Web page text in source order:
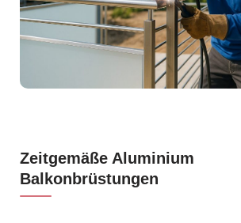
Zeitgemäße Aluminium
Balkonbrüstungen